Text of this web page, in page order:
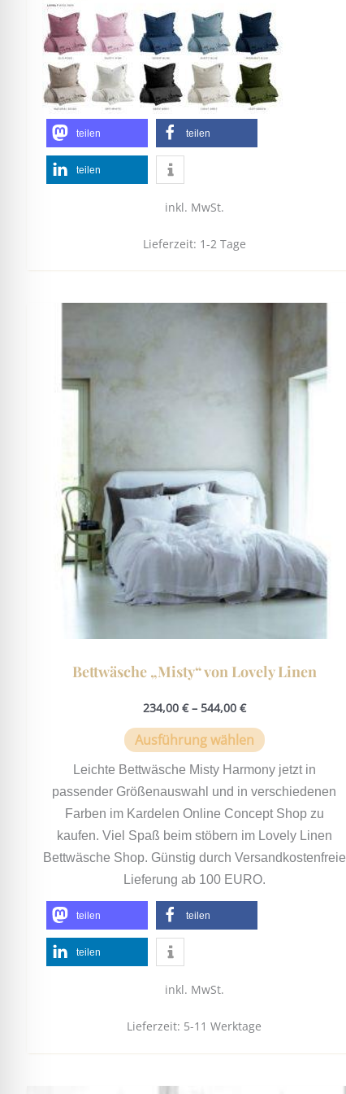
teilen teilen
teilen
inkl. MwSt.
Lieferzeit: 1-2 Tage
Bettwäsche „Misty“ von Lovely Linen
234,00 €– 544,00 €
Ausführung wählen
Produkt
weist
mehrere
Varianten
auf
der
Produktseite
gewählt
werden
Leichte Bettwäsche Misty Harmony jetzt in
passender Größenauswahl und in verschiedenen
Farben im Kardelen Online Concept Shop zu
kaufen. Viel Spaß beim stöbern im Lovely Linen
Bettwäsche Shop. Günstig durch Versandkostenfreie
Lieferung ab 100 EURO.
teilen teilen
teilen
inkl. MwSt.
Lieferzeit: 5-11 Werktage